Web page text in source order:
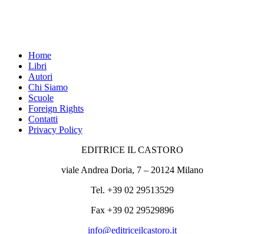
Home
Libri
Autori
Chi Siamo
Scuole
Foreign Rights
Contatti
Privacy Policy
EDITRICE IL CASTORO
viale Andrea Doria, 7 – 20124 Milano
Tel. +39 02 29513529
Fax +39 02 29529896
info@editriceilcastoro.it